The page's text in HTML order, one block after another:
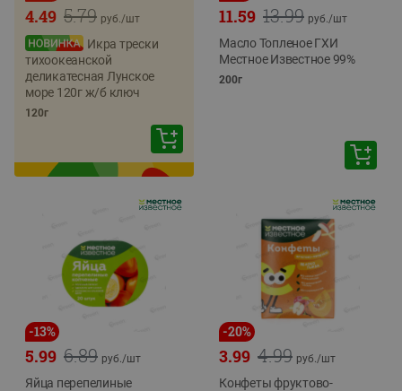
5.79
4.49 руб./шт
Икра трески
тихоокеанской
деликатесная Лунское
море 120г ж/б ключ
120г
13.99
11.59 руб./шт
Масло Топленое ГХИ
Местное Известное 99%
200г
-13%
6.89
5.99 руб./шт
Яйца перепелиные
-20%
4.99
3.99 руб./шт
Конфеты фруктово-